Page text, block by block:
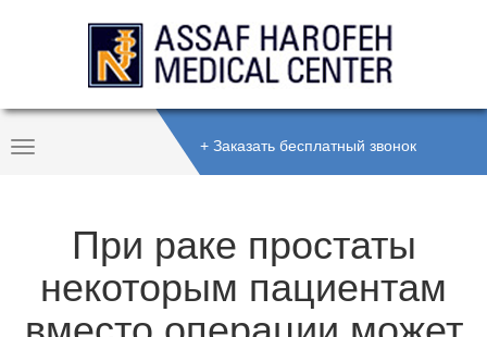
Toggle
+ Заказать бесплатный звонок
При раке простаты
некоторым пациентам